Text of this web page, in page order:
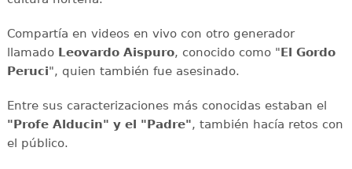
Compartía en videos en vivo con otro generador
llamadoLeovardo Aispuro, conocido como "El Gordo
Peruci", quien también fue asesinado.
Entre sus caracterizaciones más conocidas estaban el
"Profe Alducin" y el "Padre", también hacía retos con
el público.